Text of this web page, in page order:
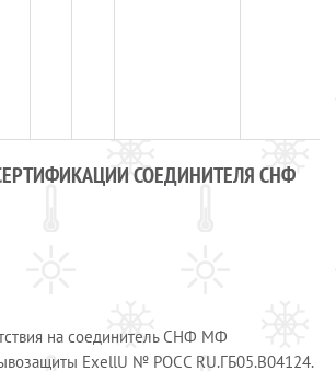
СОЕДИНИТЕЛЯ СНФ
на соединитель СНФ МФ
ExellU № РОСС RU.ГБ05.В04124.